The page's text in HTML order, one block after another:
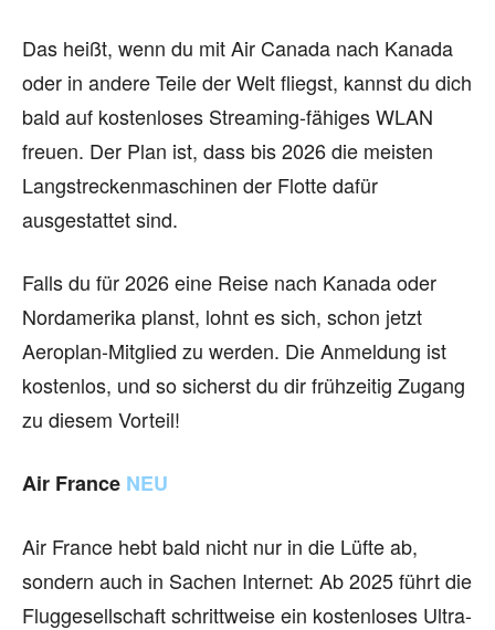
Das heißt, wenn du mit Air Canada nach Kanada
oder in andere Teile der Welt fliegst, kannst du dich
bald auf kostenloses Streaming-fähiges WLAN
freuen. Der Plan ist, dass bis 2026 die meisten
Langstreckenmaschinen der Flotte dafür
ausgestattet sind.
Falls du für 2026 eine Reise nach Kanada oder
Nordamerika planst, lohnt es sich, schon jetzt
Aeroplan-Mitglied zu werden. Die Anmeldung ist
kostenlos, und so sicherst du dir frühzeitig Zugang
zu diesem Vorteil!
Air France NEU
Air France hebt bald nicht nur in die Lüfte ab,
sondern auch in Sachen Internet: Ab 2025 führt die
Fluggesellschaft schrittweise ein kostenloses Ultra-